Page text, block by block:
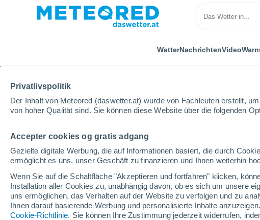
Privatlivspolitik
Der Inhalt von Meteored (daswetter.at) wurde von Fachleuten erstellt,
von hoher Qualität sind. Sie können diese Website über die folgenden
Accepter cookies og gratis adgang
Gezielte digitale Werbung, die auf Informationen basiert, die durch
ermöglicht es uns, unser Geschäft zu finanzieren und Ihnen weiterhin
Wenn Sie auf die Schaltfläche "Akzeptieren und fortfahren" klicken,
Installation aller Cookies zu, unabhängig davon, ob es sich um unsere
uns ermöglichen, das Verhalten auf der Website zu verfolgen und zu
Ihnen darauf basierende Werbung und personalisierte Inhalte
Cookie-Richtlinie. Sie können Ihre Zustimmung jederzeit widerrufen,
WetterNachrichtenVideo
Home Kirgistan
Das Wetter für Kirgistan.
Heute, 7. August Tageswetter Symbole